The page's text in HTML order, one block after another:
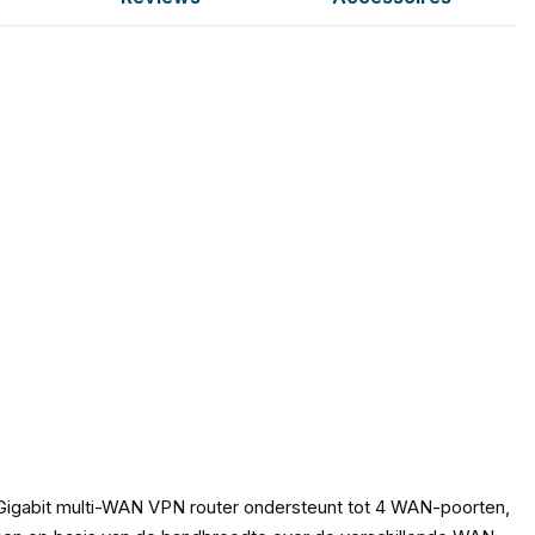
multi-WAN VPN router ondersteunt tot 4 WAN-poorten,